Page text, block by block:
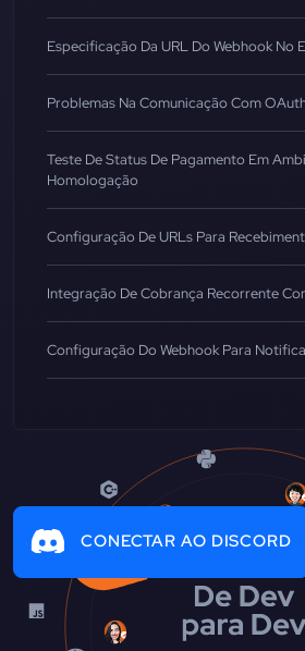
Especificação Da URL Do Webhook No
Problemas Na Comunicação Com
Teste De Status De Pagamento Em
Homologação
Configuração De URLs Para
Integração De Cobrança Recorrente
Configuração Do Webhook Para
CONECTAR AO DISCORD